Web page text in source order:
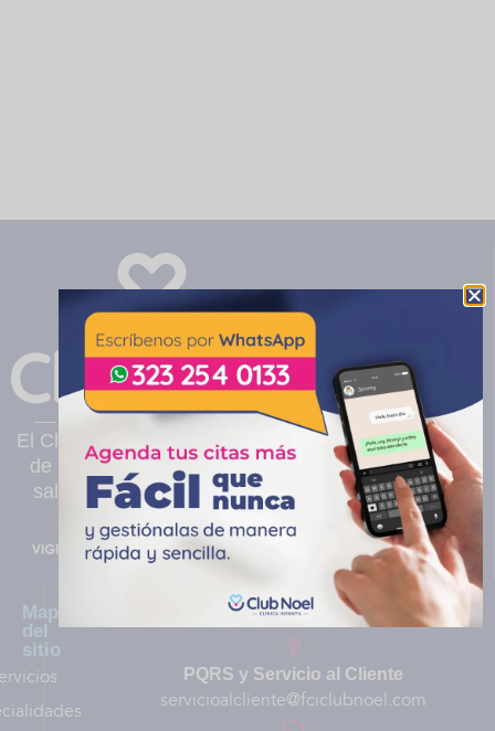
El Club Noel es una clínica infantil privada sin ánimo
de lucro, ubicada en Cali, que presta servicios de
salud pediátricos de mediana y alta complejidad.
Mapa
del
sitio
Contáctenos:
PQRS y Servicio al Cliente
servicioalcliente@fciclubnoel.com